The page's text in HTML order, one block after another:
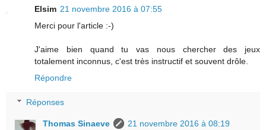
Elsim 21 novembre 2016 à 07:55
Merci pour l'article :-)
J'aime bien quand tu vas nous chercher des jeux
totalement inconnus, c'est très instructif et souvent drôle.
Répondre
Réponses
Thomas Sinaeve
21 novembre 2016 à 08:19